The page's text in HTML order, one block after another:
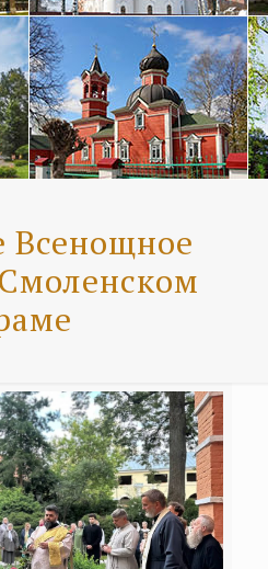
Всенощное